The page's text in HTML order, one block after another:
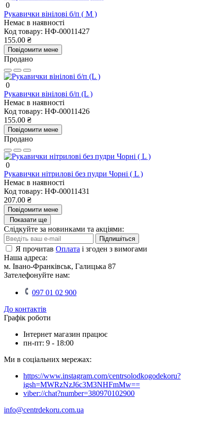
0
Рукавички вінілові б/п ( M )
Немає в наявності
Код товару: НФ-00011427
155.00 ₴
Повідомити мене
Продано
0
Рукавички вінілові б/п (L )
Немає в наявності
Код товару: НФ-00011426
155.00 ₴
Повідомити мене
Продано
0
Рукавички нітрилові без пудри Чорні ( L )
Немає в наявності
Код товару: НФ-00011431
207.00 ₴
Повідомити мене
Показати ще
Слідкуйте за новинками та акціями:
Підпишіться
Я прочитав Оплата і згоден з вимогами
Наша адреса:
м. Івано-Франківськ, Галицька 87
Зателефонуйте нам:
097 01 02 900
До контактів
Графік роботи
Інтернет магазин працює
пн-пт: 9 - 18:00
Ми в соціальних мережах:
https://www.instagram.com/centrsolodkogodekoru?
igsh=MWRzNzJ6c3M3NHFmMw==
viber://chat?number=380970102900
info@centrdekoru.com.ua